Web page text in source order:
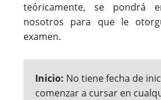
teóricamente, se pondrá
nosotros para que le
examen.
Inicio: No tiene fecha de
comenzar a cursar en